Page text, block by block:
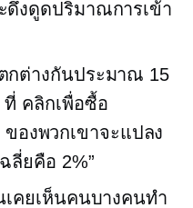
ดึงดูดปริมาณการเข้า
กต่างกันประมาณ 15
ที่ คลิกเพื่อซื้อ
ของพวกเขาจะแปลง
ลี่ยคือ 2%”
คยเห็นคนบางคนทำ